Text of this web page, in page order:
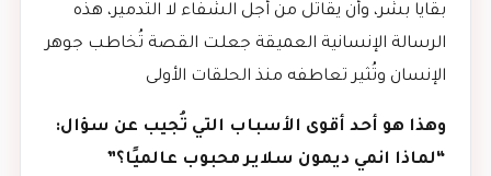
بقايا بشر، وأن يقاتل من أجل الشفاء لا التدمير، هذه
الرسالة الإنسانية العميقة جعلت القصة تُخاطب جوهر
الإنسان وتُثير تعاطفه منذ الحلقات الأولى
وهذا هو أحد أقوى الأسباب التي تُجيب عن سؤال:
“لماذا انمي ديمون سلاير محبوب عالميًا؟”